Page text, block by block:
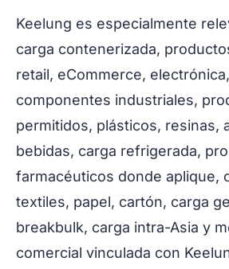
Keelung es especialmente
carga contenerizada,
retail, eCommerce,
componentes industriales,
permitidos, plásticos, resinas,
bebidas, carga refrigerada,
farmacéuticos donde aplique,
textiles, papel, cartón, carga
breakbulk, carga intra-Asia y
comercial vinculada con